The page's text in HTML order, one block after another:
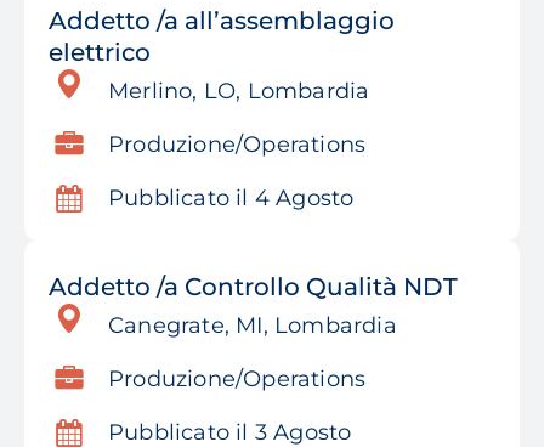
Addetto /a all’assemblaggio
elettrico
Merlino, LO, Lombardia
Produzione/Operations
Pubblicato il 4 Agosto
Addetto /a Controllo Qualità NDT
Canegrate, MI, Lombardia
Produzione/Operations
Pubblicato il 3 Agosto